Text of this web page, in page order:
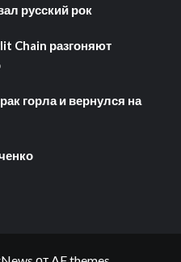
русский рок
Chain разгоняют
горла и вернулся на